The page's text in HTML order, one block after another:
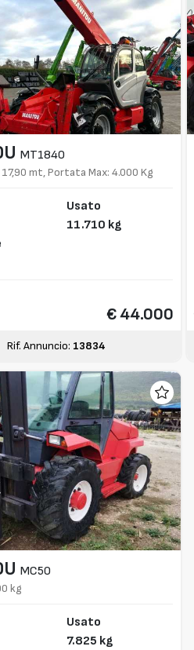
MT1840
mt, Portata Max: 4.000 Kg
Usato
11.710 kg
€ 44.000
Rif. Annuncio: 13834
MC50
kg
Usato
7.825 kg